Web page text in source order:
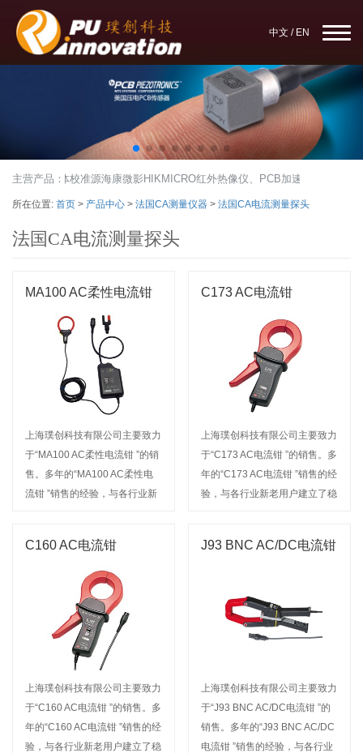
中文 / EN
主营产品：黑体校准源海康微影HIKMICRO红外热像仪、PCB加速度传感器、
所在位置: 首页 > 产品中心 > 法国CA测量仪器 > 法国CA电流测量探头
法国CA电流测量探头
MA100 AC柔性电流钳
上海璞创科技有限公司主要致力
于“MA100 AC柔性电流钳 ”的销
售。多年的“MA100 AC柔性电
流钳 ”销售的经验，与各行业新
用户信赖。欢迎来电咨询或前来
C173 AC电流钳
上海璞创科技有限公司主要致力
于“C173 AC电流钳 ”的销售。多
年的“C173 AC电流钳 ”销售的经
验，与各行业新老用户建立了稳
来电咨询或前来选购
C160 AC电流钳
上海璞创科技有限公司主要致力
于“C160 AC电流钳 ”的销售。多
年的“C160 AC电流钳 ”销售的经
验，与各行业新老用户建立了稳
J93 BNC AC/DC电流钳
上海璞创科技有限公司主要致力
于“J93 BNC AC/DC电流钳 ”的
销售。多年的“J93 BNC AC/DC
电流钳 ”销售的经验，与各行业